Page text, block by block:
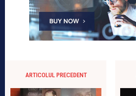
ARTICOLUL PRECEDENT